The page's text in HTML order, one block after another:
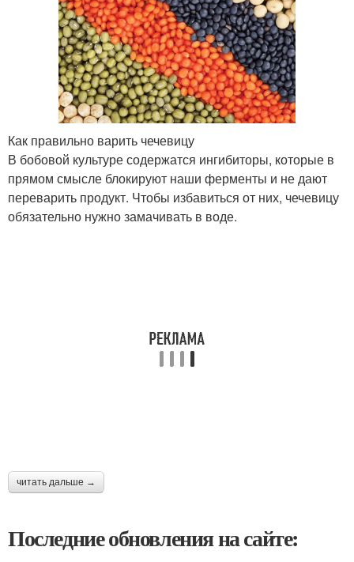
Как правильно варить чечевицу
В бобовой культуре содержатся ингибиторы, которые в
прямом смысле блокируют наши ферменты и не дают
переварить продукт. Чтобы избавиться от них, чечевицу
обязательно нужно замачивать в воде.
читать дальше →
Последние обновления на сайте: